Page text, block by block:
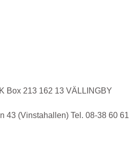
Box 213 162 13 VÄLLINGBY
43 (Vinstahallen) Tel. 08-38 60 61